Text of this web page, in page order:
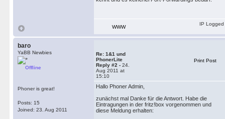
WWW
IP Logged
baro
YaBB Newbies
Offline
Phoner is great!
Posts: 15
Joined: 23. Aug 2011
Re: 1&1 und
PhonerLite
Reply #2 - 24.
Aug 2011 at
15:10
Print Post
Hallo Phoner Admin,
zunächst mal Danke für die Antwort. Habe die
Eintragungen in der fritz!box vorgenommen und
diese Meldung erhalten: